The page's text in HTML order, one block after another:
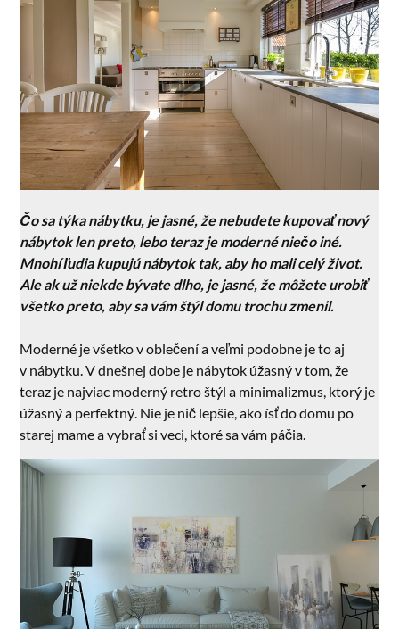
Čo sa týka nábytku, je jasné, že nebudete kupovať nový
nábytok len preto, lebo teraz je moderné niečo iné.
Mnohí ľudia kupujú nábytok tak, aby ho mali celý život.
Ale ak už niekde bývate dlho, je jasné, že môžete urobiť
všetko preto, aby sa vám štýl domu trochu zmenil.
Moderné je všetko v oblečení a veľmi podobne je to aj
v nábytku. V dnešnej dobe je nábytok úžasný v tom, že
teraz je najviac moderný retro štýl a minimalizmus, ktorý je
úžasný a perfektný. Nie je nič lepšie, ako ísť do domu po
starej mame a vybrať si veci, ktoré sa vám páčia.